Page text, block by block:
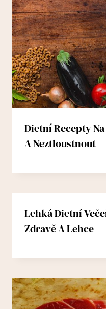
Dietní Recepty
A Neztloustnout
Lehká Dietní
Zdravě A Lehce